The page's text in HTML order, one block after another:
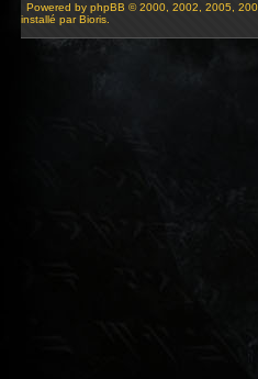
Powered by phpBB © 2000, 2002, 2005,
installé par Bioris.